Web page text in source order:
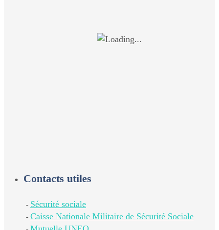
Contacts utiles
- Sécurité sociale
- Caisse Nationale Militaire de Sécurité Sociale